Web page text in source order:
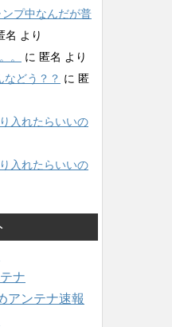
プ中なんだが普
名 より
。
に 匿名 より
などう？？ に 匿
入れたらいいの
入れたらいいの
ナ
アンテナ速報